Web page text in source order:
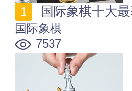
国际象棋十大
国际象棋
7537